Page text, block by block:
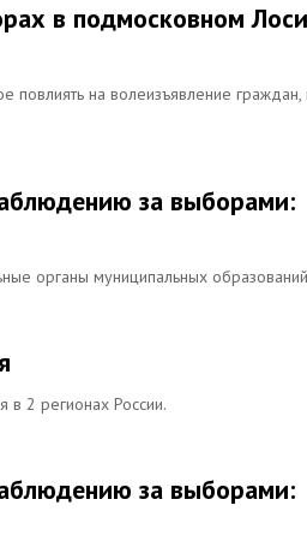
в подмосковном
повлиять на волеизъявление
за выборами:
органы муниципальных
в 2 регионах России.
за выборами: